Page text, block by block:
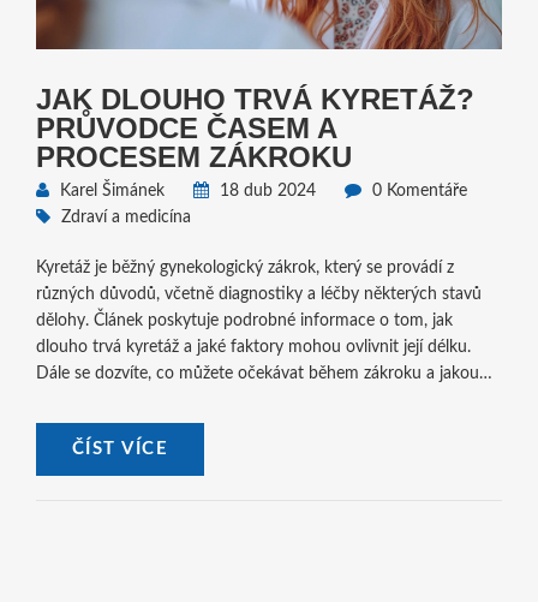
JAK DLOUHO TRVÁ KYRETÁŽ?
PRŮVODCE ČASEM A
PROCESEM ZÁKROKU
Karel Šimánek 18 dub 2024
0 Komentáře
Zdraví a medicína
Kyretáž je běžný gynekologický zákrok, který se provádí z
různých důvodů, včetně diagnostiky a léčby některých stavů
dělohy. Článek poskytuje podrobné informace o tom, jak
dlouho trvá kyretáž a jaké faktory mohou ovlivnit její délku.
Dále se dozvíte, co můžete očekávat během zákroku a jakou
ČÍST VÍCE